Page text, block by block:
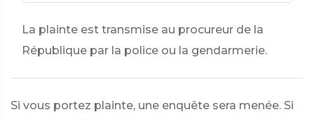
La plainte est transmise au procureur de la
République par la police ou la gendarmerie.
Si vous portez plainte, une enquête sera menée. Si